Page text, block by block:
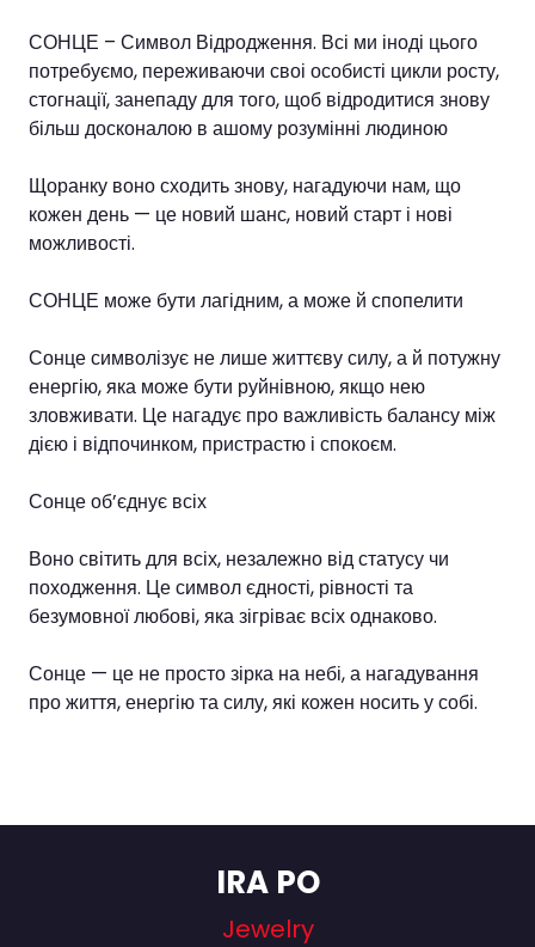
СОНЦЕ – Символ Відродження. Всі ми іноді цього
потребуємо, переживаючи своі особисті цикли росту,
стогнації, занепаду для того, щоб відродитися знову
більш досконалою в ашому розумінні людиною
Щоранку воно сходить знову, нагадуючи нам, що
кожен день — це новий шанс, новий старт і нові
можливості.
СОНЦЕ може бути лагідним, а може й спопелити
Сонце символізує не лише життєву силу, а й потужну
енергію, яка може бути руйнівною, якщо нею
зловживати. Це нагадує про важливість балансу між
дією і відпочинком, пристрастю і спокоєм.
Сонце об’єднує всіх
Воно світить для всіх, незалежно від статусу чи
походження. Це символ єдності, рівності та
безумовної любові, яка зігріває всіх однаково.
Сонце — це не просто зірка на небі, а нагадування
про життя, енергію та силу, які кожен носить у собі.
IRA PO
Jewelry